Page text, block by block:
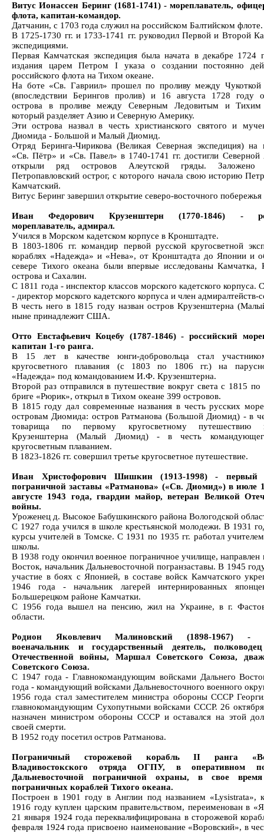
Витус Ионассен Беринг (1681-1741) - мореплаватель,
флота, капитан-командор.
Датчанин, с 1703 года служил на российском Балтийском флоте.
В 1725-1730 гг. и 1733-1741 гг. руководил Первой и Второй
экспедициями.
Первая Камчатская экспедиция была начата в декабре 1724
издания царем Петром I указа о создании постоянно
российского флота на Тихом океане.
На боте «Св. Гавриил» прошел по проливу между Чукоткой
(впоследствии Берингов пролив) и 16 августа 1728 году
острова в проливе между Северным Ледовитым и Тихим
который разделяет Азию и Северную Америку.
Эти острова назвал в честь христианского святого и
Диомида - Большой и Малый Диомид.
Отряд Беринга-Чирикова (Великая Северная экспедиция) на
«Св. Пётр» и «Св. Павел» в 1740-1741 гг. достигли
открыли ряд островов Алеутской гряды. Заложено
Петропавловский острог, с которого начала свою историю
Камчатский.
Витус Беринг завершил открытие северо-восточного
Иван Федорович Крузенштерн (1770-1846) -
мореплаватель, адмирал.
Учился в Морском кадетском корпусе в Кронштадте.
В 1803-1806 гг. командир первой русской кругосветной
кораблях «Надежда» и «Нева», от Кронштадта до Японии и
севере Тихого океана были впервые исследованы Камчатка,
острова и Сахалин.
С 1811 года - инспектор классов морского кадетского корпуса.
- директор морского кадетского корпуса и член адмиралтейств-
В честь него в 1815 году назван остров Крузенштерна
ныне принадлежит США.
Отто Евстафьевич Коцебу (1787-1846) - российский
капитан 1-го ранга.
В 15 лет в качестве юнги-добровольца стал
кругосветного плавания (с 1803 по 1806 гг.) на
«Надежда» под командованием И.Ф. Крузенштерна.
Второй раз отправился в путешествие вокруг света с 1815 по
бриге «Рюрик», открыл в Тихом океане 399 островов.
В 1815 году дал современные названия в честь русских
островам Диомида: остров Ратманова (Большой Диомид) - в
товарища по первому кругосветному путешествию
Крузенштерна (Малый Диомид) - в честь
кругосветным плаванием.
В 1823-1826 гг. совершил третье кругосветное путешествие.
Иван Христофорович Шишкин (1913-1998) - первый
пограничной заставы «Ратманова» («Св. Диомид») в июле
августе 1943 года, гвардии майор, ветеран Великой
войны.
Уроженец д. Высокое Бабушкинского района Вологодской
С 1927 года учился в школе крестьянской молодежи. В 1931
курсы учителей в Томске. С 1931 по 1935 гг. работал
школы.
В 1938 году окончил военное пограничное училище, направлен
Восток, начальник Дальневосточной погранзаставы. В 1945
участие в боях с Японией, в составе войск Камчатского
1946 года - начальник лагерей интернированных
Большерецком районе Камчатки.
С 1956 года вышел на пенсию, жил на Украине, в г.
области.
Родион Яковлевич Малиновский (1898-1967) -
военачальник и государственный деятель,
Отечественной войны, Маршал Советского Союза,
Советского Союза.
С 1947 года - Главнокомандующим войсками Дальнего
года - командующий войсками Дальневосточного военного
1956 года стал заместителем министра обороны СССР
главнокомандующим Сухопутными войсками СССР. 26
назначен министром обороны СССР и оставался на этой
своей смерти.
В 1952 году посетил остров Ратманова.
Пограничный сторожевой корабль II ранга
Владивостокского отряда ОГПУ, в оперативном
Дальневосточной пограничной охраны, в свое
пограничных кораблей Тихого океана.
Построен в 1901 году в Англии под названием «Lysistrata»,
1916 году куплен царским правительством, переименован в
21 января 1924 года переквалифицирована в сторожевой
февраля 1924 года присвоено наименование «Воровский», в